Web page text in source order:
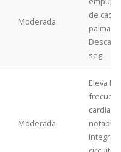
Moderada
de cada
palma.
seg.
Moderada
Eleva la
cardíaca
Integrar